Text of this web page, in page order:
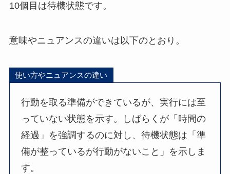
10個目は待機状態です。
意味やニュアンスの違いは以下のとおり。
使い方やニュアンスの違い
行動を取る準備ができているが、実行には至
っていない状態を示す。しばらくが「時間の
経過」を強調するのに対し、待機状態は「準
備が整っているが行動がないこと」を示しま
す。